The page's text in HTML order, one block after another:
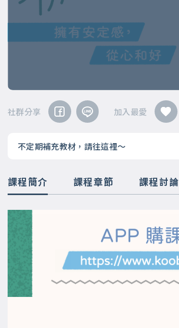
不定期補充教材，請往這裡～
社群分享 加入最愛
課程簡介 課程章節 課程討論